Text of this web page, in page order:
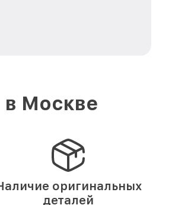
в Москве
оригинальных
деталей